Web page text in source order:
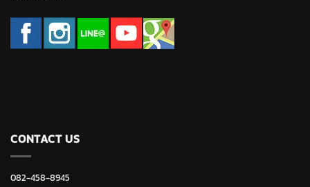
CONTACT US
082-458-8945